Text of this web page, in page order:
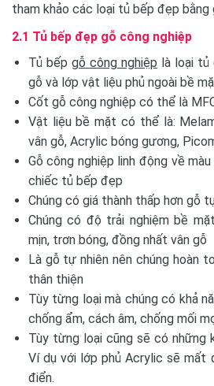
tham khảo các loại tủ bếp đẹp bằng
2.1 Tủ bếp đẹp gỗ công nghiệp
Tủ bếp gỗ công nghiệp là loại tủ
gỗ và lớp vật liệu phủ ngoài bề
Cốt gỗ công nghiệp có thể là
Vật liệu bề mặt có thể là:
vân gỗ, Acrylic bóng gương,
Gỗ công nghiệp linh động về
chiếc tủ bếp đẹp
Chúng có giá thành thấp hơn gỗ
Chúng có độ trải nghiệm bề
mịn, trơn bóng, đồng nhất vân gỗ
Là gỗ tự nhiên nên chúng hoàn
thân thiện
Tùy từng loại mà chúng có khả
chống ẩm, cách âm, chống mối
Tùy từng loại cũng sẽ có những
Ví dụ với lớp phủ Acrylic sẽ
điển.